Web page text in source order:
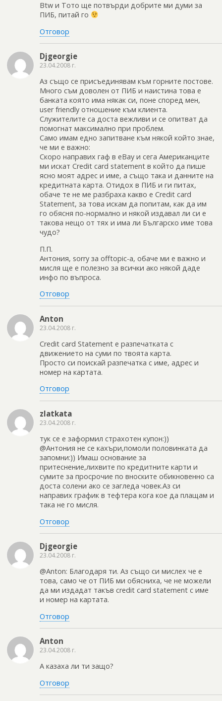
Btw и Тото ще потвърди добрите ми думи за
ПИБ, питай го
Отговор
Djgeorgie
23.04.2008 г.
Аз също се присъединявам към горните постове.
Много съм доволен от ПИБ и наистина това е
банката която има някак си, поне според мен,
user friendly отношение към клиента.
Служителите са доста вежливи и се опитват да
помогнат максимално при проблем.
Само имам едно запитване към някой който знае,
че ми е важно:
Скоро направих гаф в eBay и сега Американците
ми искат Credit card statement в който да пише
ясно моят адрес и име, а също така и данните на
кредитната карта. Отидох в ПИБ и ги питах,
обаче те не ме разбраха какво е Credit card
Statement, за това искам да попитам, как да им
го обясня по-нормално и някой издавал ли си е
такова нещо от тях и има ли Българско име това
чудо?
П.П.
Антония, sorry за offtopic-а, обаче ми е важно и
мисля ще е полезно за всички ако някой даде
инфо по въпроса.
Отговор
Anton
23.04.2008 г.
Credit card Statement е разпечатката с
движението на суми по твоята карта.
Просто си поискай разпечатка с име, адрес и
номер на картата.
Отговор
zlatkata
23.04.2008 г.
тук се е заформил страхотен купон:))
@Антония не се кахъри,помоли половинката да
запомни:)) Имаш основание за
притеснение,лихвите по кредитните карти и
сумите за просрочие по вноските обикновенно са
доста солени ако се загледа човек.Аз си
направих график в тефтера кога кое да плащам и
така не го мисля.
Отговор
Djgeorgie
23.04.2008 г.
@Anton: Благодаря ти. Аз също си мислех че е
това, само че от ПИБ ми обясниха, че не можели
да ми издадат такъв credit card statement с име
и номер на картата.
Отговор
Anton
23.04.2008 г.
А казаха ли ти защо?
Отговор